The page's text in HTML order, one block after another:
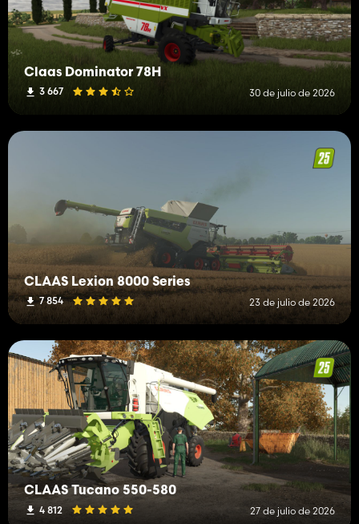
Claas Dominator 78H
3 667 30 de julio de 2026
CLAAS Lexion 8000 Series
7 854 23 de julio de 2026
CLAAS Tucano 550-580
4 812 27 de julio de 2026